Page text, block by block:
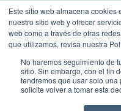
Este sitio web almacena cookies
nuestro sitio web y ofrecer
web como a través de otras
que utilizamos, revisa nuestra
No haremos seguimiento de
sitio. Sin embargo, con el fin
tendremos que usar solo
solicite volver a tomar esta
Nombre